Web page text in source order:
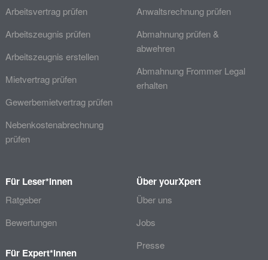
Arbeitsvertrag prüfen
Arbeitszeugnis prüfen
Arbeitszeugnis erstellen
Mietvertrag prüfen
Gewerbemietvertrag prüfen
Nebenkostenabrechnung
prüfen
Anwaltsrechnung prüfen
Abmahnung prüfen &
abwehren
Abmahnung Frommer Legal
erhalten
Für Leser*innen
Ratgeber
Bewertungen
Für Expert*innen
Über yourXpert
Über uns
Jobs
Presse